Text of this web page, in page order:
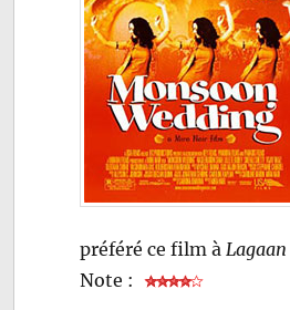
préféré ce film à Lagaan
Note :